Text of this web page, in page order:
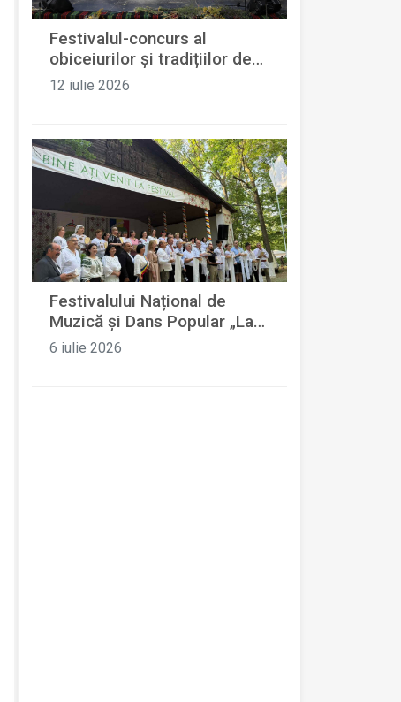
Festivalul-concurs al
obiceiurilor și tradițiilor de
vară „Hora Sânzienelor”
12 iulie 2026
Festivalului Național de
Muzică și Dans Popular „La
Umbra Stejarului” ediția a
6 iulie 2026